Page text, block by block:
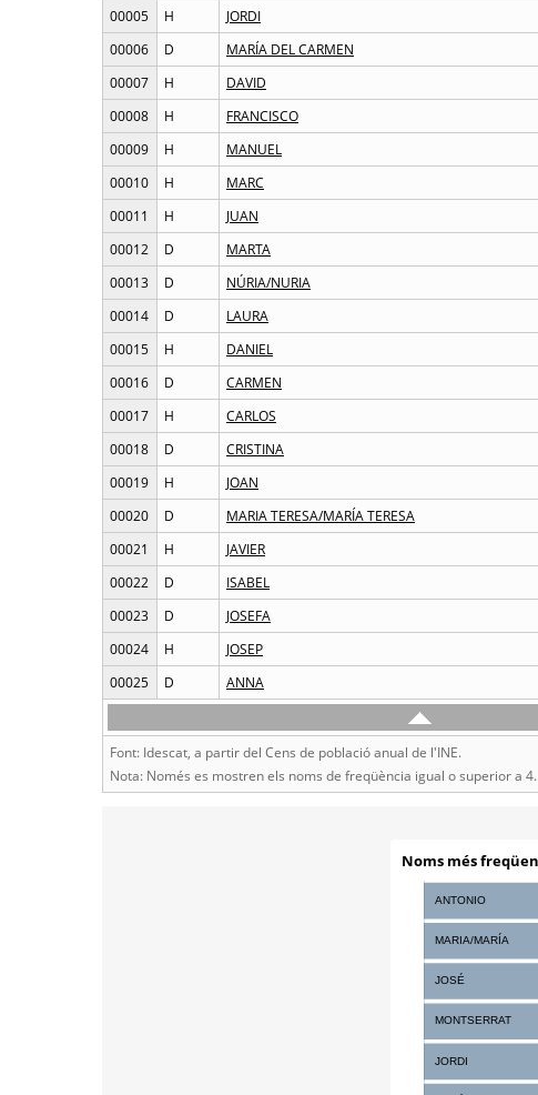
00005
H JORDI
00006
D MARÍA DEL CARMEN
00007
H DAVID
00008
H FRANCISCO
00009
H MANUEL
00010
H MARC
00011
H JUAN
00012
D MARTA
00013
D NÚRIA/NURIA
00014
D LAURA
00015
H DANIEL
00016
D CARMEN
00017
H CARLOS
00018
D CRISTINA
00019
H JOAN
00020
D MARIA TERESA/MARÍA TERESA
00021
H JAVIER
00022
D ISABEL
00023
D JOSEFA
00024
H JOSEP
00025
D ANNA
Font: Idescat, a partir del Cens de població anual de l'INE.
Nota: Només es mostren els noms de freqüència igual o superior a 4.